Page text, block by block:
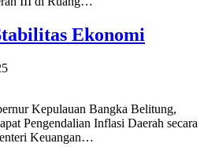
Ekonomi
Kepulauan Bangka Belitung,
Pengendalian Inflasi Daerah secara
Keuangan…